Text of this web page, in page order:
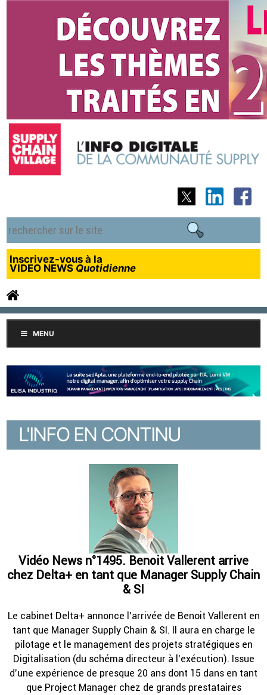
Inscrivez-vous à la
VIDEO NEWS Quotidienne
MENU
Vidéo News n°1495. Benoit Vallerent arrive
chez Delta+ en tant que Manager Supply Chain
& SI
Le cabinet Delta+ annonce l’arrivée de Benoit Vallerent en
tant que Manager Supply Chain & SI. Il aura en charge le
pilotage et le management des projets stratégiques en
Digitalisation (du schéma directeur à l’exécution). Issue
d’une expérience de presque 20 ans dont 15 dans en tant
que Project Manager chez de grands prestataires